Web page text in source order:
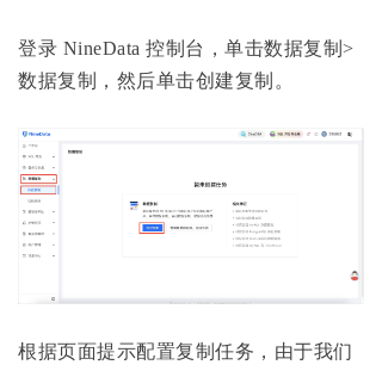
登录 NineData 控制台，单击数据复制>
数据复制，然后单击创建复制。
根据页面提示配置复制任务，由于我们